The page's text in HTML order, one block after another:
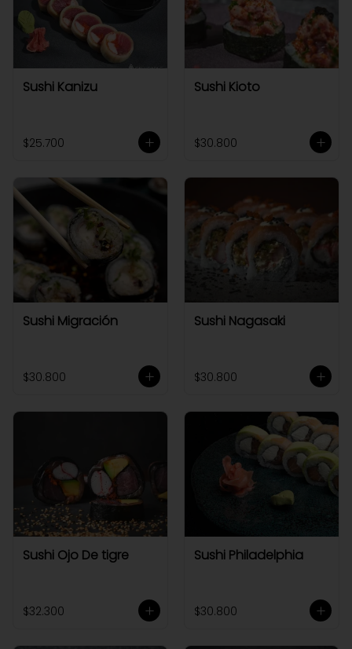
Sushi Kanizu
$25.700
Sushi Kioto
$30.800
Sushi Migración
$30.800
Sushi Nagasaki
$30.800
Sushi Ojo De tigre
$32.300
Sushi Philadelphia
$30.800